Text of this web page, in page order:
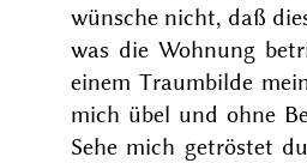
wünsche nicht, daß
was die Wohnung
einem Traumbilde
mich übel und ohne
Sehe mich getröstet